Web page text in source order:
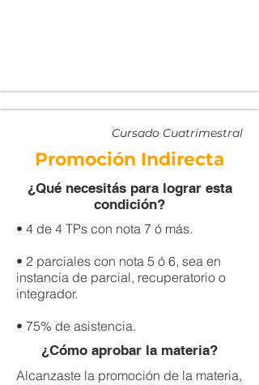
Cursado Cuatrimestral
Promoción Indirecta
¿Qué necesitás para lograr esta
condición?
• 4 de 4 TPs con nota 7 ó más.
• 2 parciales con nota 5 ó 6, sea en
instancia de parcial, recuperatorio o
integrador.
• 75% de asistencia.
¿Cómo aprobar la materia?
Alcanzaste la promoción de la materia,